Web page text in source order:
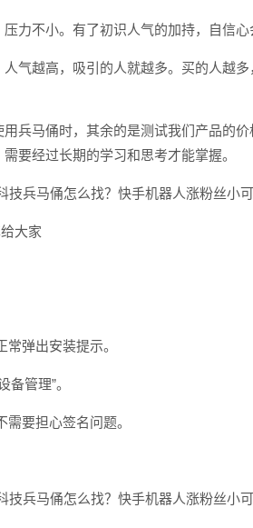
力不小。有了初识人气的加持，自信心
气越高，吸引的人就越多。买的人越多
兵马俑时，其余的是测试我们产品的
要经过长期的学习和思考才能掌握。
大家
弹出安装提示。
管理”。
要担心签名问题。